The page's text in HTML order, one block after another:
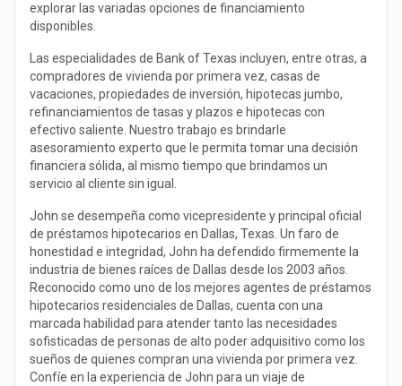
explorar las variadas opciones de financiamiento
disponibles.
Las especialidades de Bank of Texas incluyen, entre otras, a
compradores de vivienda por primera vez, casas de
vacaciones, propiedades de inversión, hipotecas jumbo,
refinanciamientos de tasas y plazos e hipotecas con
efectivo saliente. Nuestro trabajo es brindarle
asesoramiento experto que le permita tomar una decisión
financiera sólida, al mismo tiempo que brindamos un
servicio al cliente sin igual.
John se desempeña como vicepresidente y principal oficial
de préstamos hipotecarios en Dallas, Texas. Un faro de
honestidad e integridad, John ha defendido firmemente la
industria de bienes raíces de Dallas desde los 2003 años.
Reconocido como uno de los mejores agentes de préstamos
hipotecarios residenciales de Dallas, cuenta con una
marcada habilidad para atender tanto las necesidades
sofisticadas de personas de alto poder adquisitivo como los
sueños de quienes compran una vivienda por primera vez.
Confíe en la experiencia de John para un viaje de